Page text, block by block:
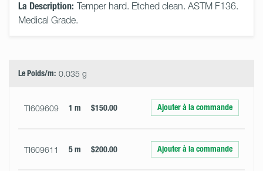
La Description: Temper hard. Etched clean. ASTM F136.
Medical Grade.
Le Poids/m: 0.035 g
TI609609 1 m $150.00 Ajouter à la commande
TI609611 5 m $200.00 Ajouter à la commande